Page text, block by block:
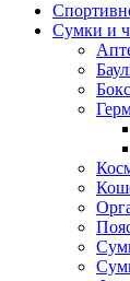
Сумки и